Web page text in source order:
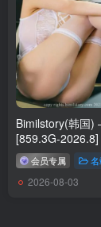
Bimilstory(韩国)
[859.3G-2026.8]
会员专属
2026-08-03